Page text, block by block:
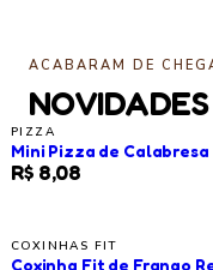
ACABARAM DE
NOVIDADES
PIZZA
Mini Pizza de
R$ 8,08
COXINHAS FIT
Coxinha Fit de Frango